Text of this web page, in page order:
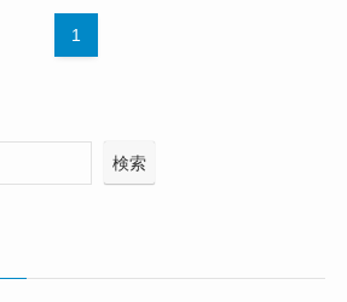
1
検索